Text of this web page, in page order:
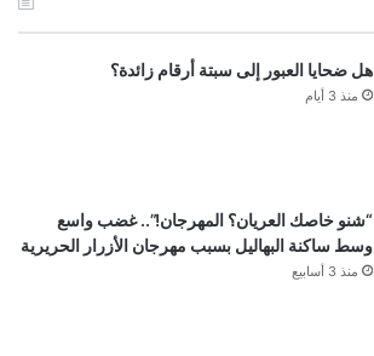
هل ضحايا العبور إلى سبتة أرقام زائدة؟
منذ 3 أيام
“شنو خاصك العريان؟ المهرجان!”.. غضب واسع
وسط ساكنة البهاليل بسبب مهرجان الأزرار الحريرية
منذ 3 أسابيع